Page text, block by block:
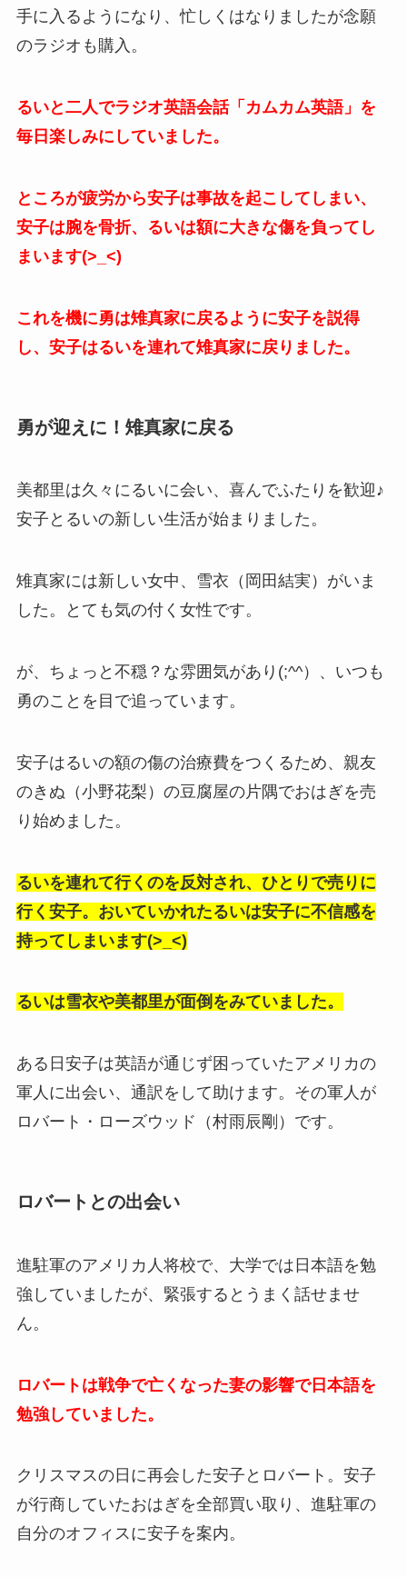
手に入るようになり、忙しくはなりましたが念願
のラジオも購入。
るいと二人でラジオ英語会話「カムカム英語」を
毎日楽しみにしていました。
ところが疲労から安子は事故を起こしてしまい、
安子は腕を骨折、るいは額に大きな傷を負ってし
まいます(>_<)
これを機に勇は雉真家に戻るように安子を説得
し、安子はるいを連れて雉真家に戻りました。
勇が迎えに！雉真家に戻る
美都里は久々にるいに会い、喜んでふたりを歓迎♪
安子とるいの新しい生活が始まりました。
雉真家には新しい女中、雪衣（岡田結実）がいま
した。とても気の付く女性です。
が、ちょっと不穏？な雰囲気があり(;^^）、いつも
勇のことを目で追っています。
安子はるいの額の傷の治療費をつくるため、親友
のきぬ（小野花梨）の豆腐屋の片隅でおはぎを売
り始めました。
るいを連れて行くのを反対され、ひとりで売りに
行く安子。おいていかれたるいは安子に不信感を
持ってしまいます(>_<)
るいは雪衣や美都里が面倒をみていました。
ある日安子は英語が通じず困っていたアメリカの
軍人に出会い、通訳をして助けます。その軍人が
ロバート・ローズウッド（村雨辰剛）です。
ロバートとの出会い
進駐軍のアメリカ人将校で、大学では日本語を勉
強していましたが、緊張するとうまく話せませ
ん。
ロバートは戦争で亡くなった妻の影響で日本語を
勉強していました。
クリスマスの日に再会した安子とロバート。安子
が行商していたおはぎを全部買い取り、進駐軍の
自分のオフィスに安子を案内。